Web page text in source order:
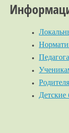
Детские